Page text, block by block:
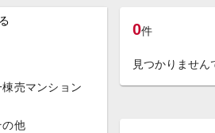
棟売マンション
の他
0件
見つかりません